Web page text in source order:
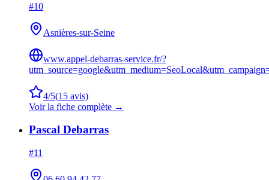
#10
Asnières-sur-Seine
www.appel-debarras-service.fr/?
4/5(15 avis)
Voir la fiche complète →
Pascal Debarras
#11